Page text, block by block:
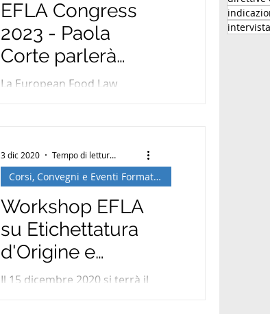
EFLA Congress
2023 - Paola
Corte parlerà
delle due
green claims
La European Food Law
Corte parlerà di green claims
Workshop EFLA
su Etichettatura
d'Origine e
Indicazioni
Il 15 dicembre 2020 si terrà il
Corsi, Convegni e Eventi Formativi
3 dic 2020 Tempo di lettura: 1 min
intervista